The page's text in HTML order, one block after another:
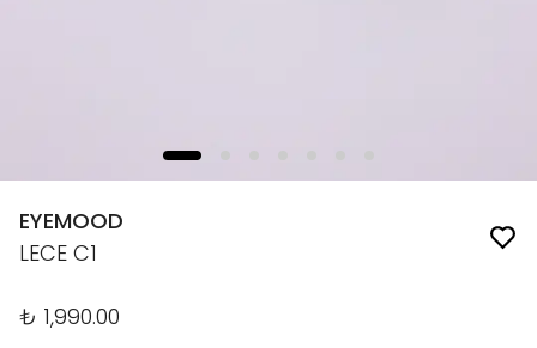
EYEMOOD
LECE C1
₺ 1,990.00